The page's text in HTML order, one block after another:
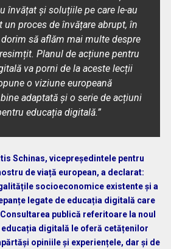
învățat și soluțiile pe care le-au
un proces de învățare abrupt, în
să aflăm mai multe despre
Planul de acțiune pentru
va porni de la aceste lecții
o viziune europeană
adaptată și o serie de acțiuni
educația digitală.”
Schinas, vicepreședintele pentru
de viață european, a declarat:
socioeconomice existente și a
legate de educația digitală care
publică referitoare la noul
educația digitală le oferă cetățenilor
opiniile și experiențele, dar și de